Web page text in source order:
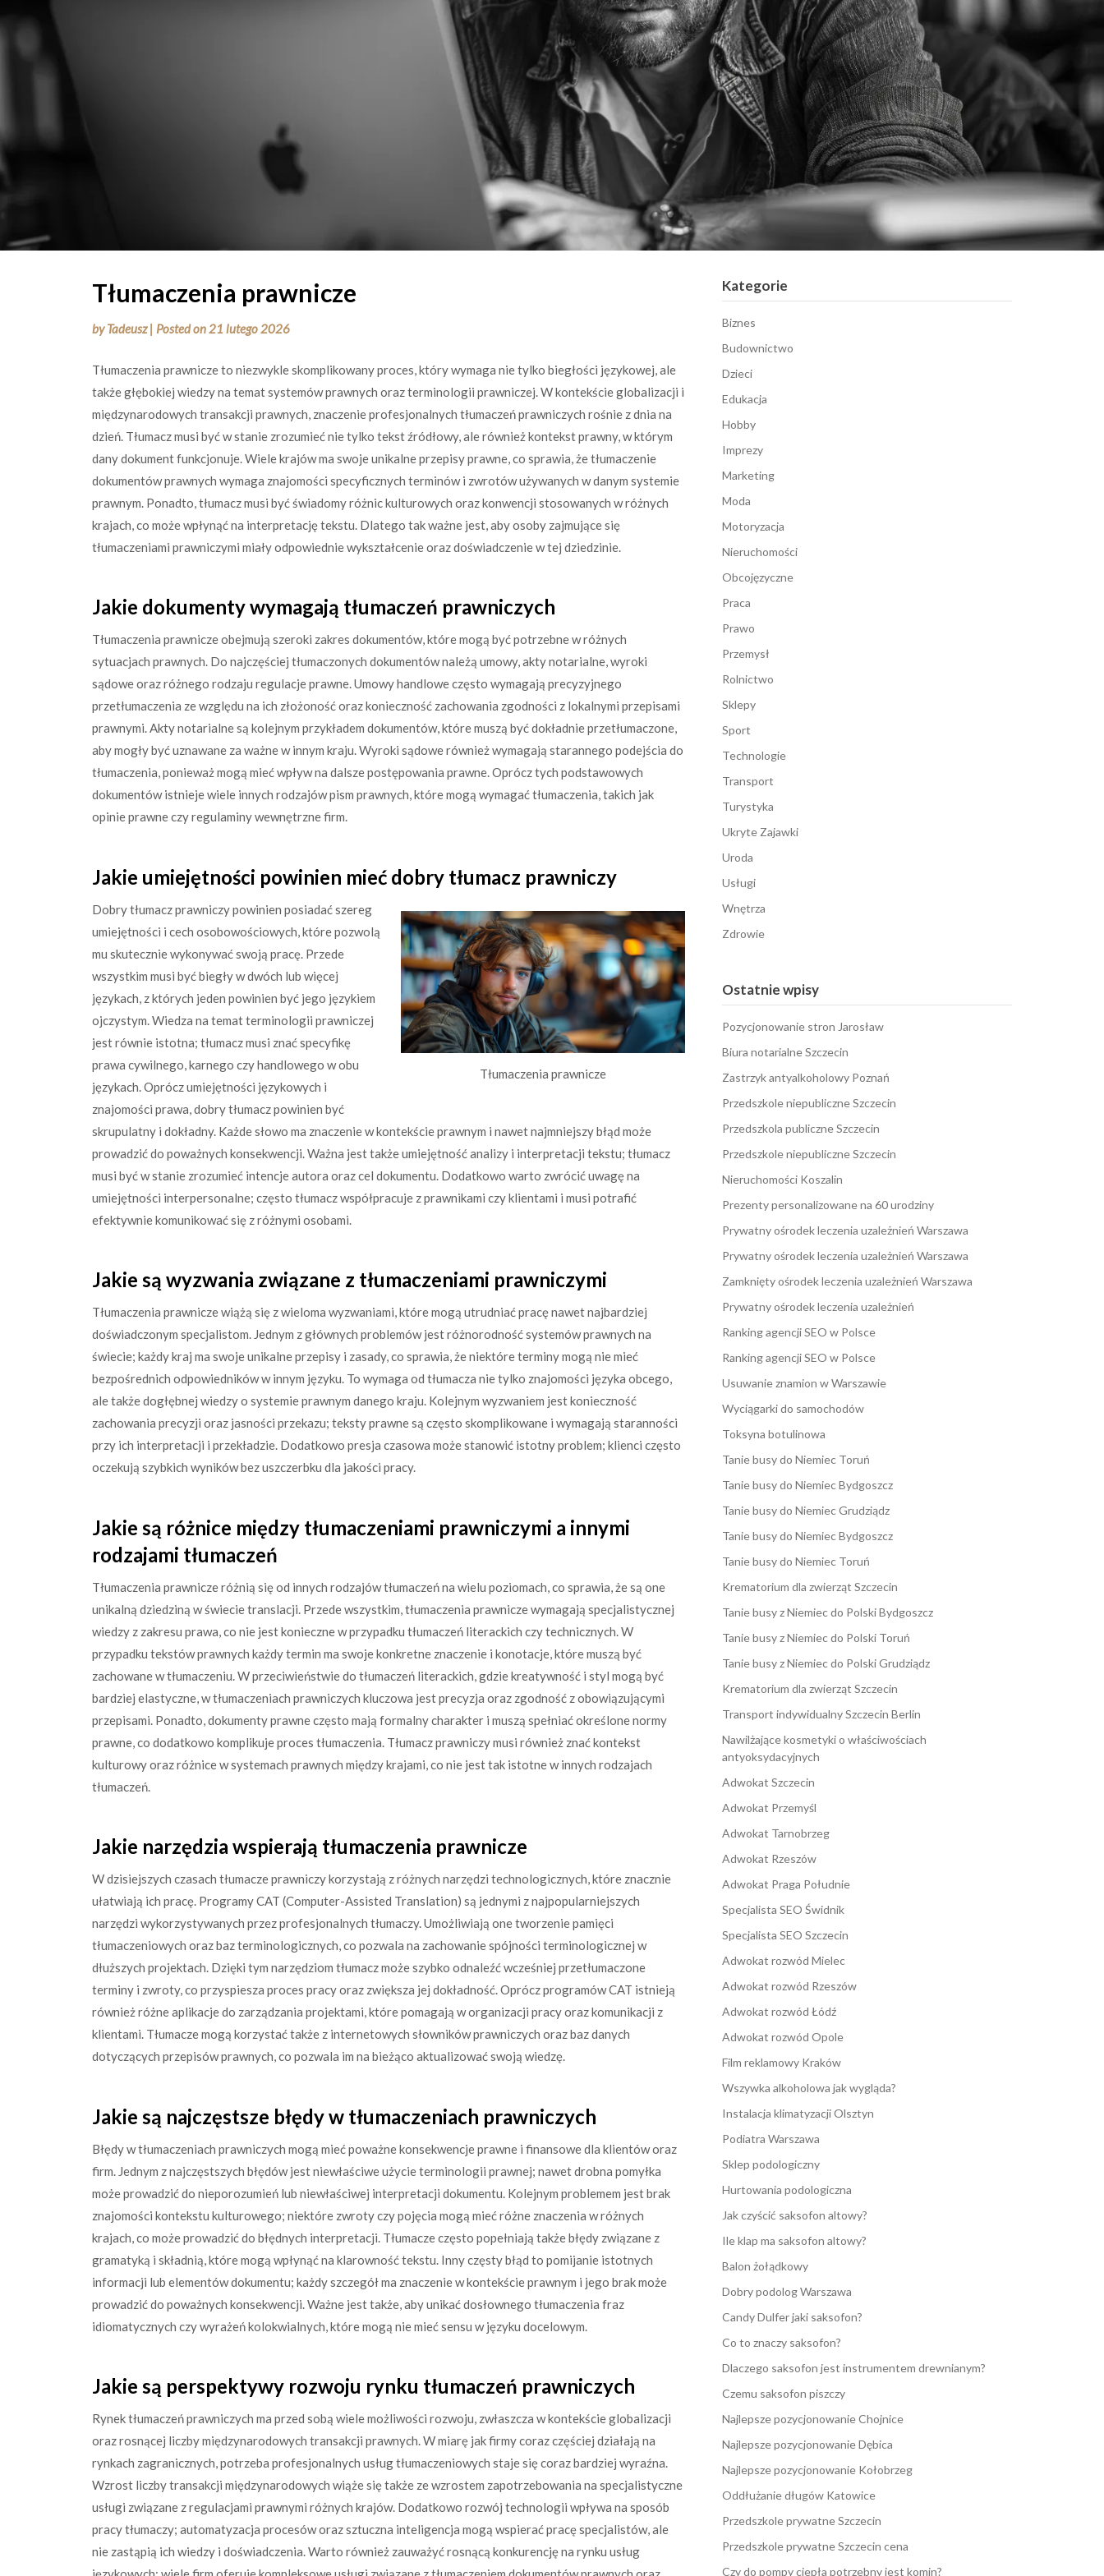
Tłumaczenia prawnicze
byTadeusz | Posted on21 lutego 2026
Tłumaczenia prawnicze to niezwykle skomplikowany proces, który wymaga nie tylko biegłości językowej, ale
także głębokiej wiedzy na temat systemów prawnych oraz terminologii prawniczej. W kontekście globalizacji i
międzynarodowych transakcji prawnych, znaczenie profesjonalnych tłumaczeń prawniczych rośnie z dnia na
dzień. Tłumacz musi być w stanie zrozumieć nie tylko tekst źródłowy, ale również kontekst prawny, w którym
dany dokument funkcjonuje. Wiele krajów ma swoje unikalne przepisy prawne, co sprawia, że tłumaczenie
dokumentów prawnych wymaga znajomości specyficznych terminów i zwrotów używanych w danym systemie
prawnym. Ponadto, tłumacz musi być świadomy różnic kulturowych oraz konwencji stosowanych w różnych
krajach, co może wpłynąć na interpretację tekstu. Dlatego tak ważne jest, aby osoby zajmujące się
tłumaczeniami prawniczymi miały odpowiednie wykształcenie oraz doświadczenie w tej dziedzinie.
Jakie dokumenty wymagają tłumaczeń prawniczych
Tłumaczenia prawnicze obejmują szeroki zakres dokumentów, które mogą być potrzebne w różnych
sytuacjach prawnych. Do najczęściej tłumaczonych dokumentów należą umowy, akty notarialne, wyroki
sądowe oraz różnego rodzaju regulacje prawne. Umowy handlowe często wymagają precyzyjnego
przetłumaczenia ze względu na ich złożoność oraz konieczność zachowania zgodności z lokalnymi przepisami
prawnymi. Akty notarialne są kolejnym przykładem dokumentów, które muszą być dokładnie przetłumaczone,
aby mogły być uznawane za ważne w innym kraju. Wyroki sądowe również wymagają starannego podejścia do
tłumaczenia, ponieważ mogą mieć wpływ na dalsze postępowania prawne. Oprócz tych podstawowych
dokumentów istnieje wiele innych rodzajów pism prawnych, które mogą wymagać tłumaczenia, takich jak
opinie prawne czy regulaminy wewnętrzne firm.
Jakie umiejętności powinien mieć dobry tłumacz prawniczy
Tłumaczenia prawnicze
Dobry tłumacz prawniczy powinien posiadać szereg
umiejętności i cech osobowościowych, które pozwolą
mu skutecznie wykonywać swoją pracę. Przede
wszystkim musi być biegły w dwóch lub więcej
językach, z których jeden powinien być jego językiem
ojczystym. Wiedza na temat terminologii prawniczej
jest równie istotna; tłumacz musi znać specyfikę
prawa cywilnego, karnego czy handlowego w obu
językach. Oprócz umiejętności językowych i
znajomości prawa, dobry tłumacz powinien być
skrupulatny i dokładny. Każde słowo ma znaczenie w kontekście prawnym i nawet najmniejszy błąd może
prowadzić do poważnych konsekwencji. Ważna jest także umiejętność analizy i interpretacji tekstu; tłumacz
musi być w stanie zrozumieć intencje autora oraz cel dokumentu. Dodatkowo warto zwrócić uwagę na
umiejętności interpersonalne; często tłumacz współpracuje z prawnikami czy klientami i musi potrafić
efektywnie komunikować się z różnymi osobami.
Jakie są wyzwania związane z tłumaczeniami prawniczymi
Tłumaczenia prawnicze wiążą się z wieloma wyzwaniami, które mogą utrudniać pracę nawet najbardziej
doświadczonym specjalistom. Jednym z głównych problemów jest różnorodność systemów prawnych na
świecie; każdy kraj ma swoje unikalne przepisy i zasady, co sprawia, że niektóre terminy mogą nie mieć
bezpośrednich odpowiedników w innym języku. To wymaga od tłumacza nie tylko znajomości języka obcego,
ale także dogłębnej wiedzy o systemie prawnym danego kraju. Kolejnym wyzwaniem jest konieczność
zachowania precyzji oraz jasności przekazu; teksty prawne są często skomplikowane i wymagają staranności
przy ich interpretacji i przekładzie. Dodatkowo presja czasowa może stanowić istotny problem; klienci często
oczekują szybkich wyników bez uszczerbku dla jakości pracy.
Jakie są różnice między tłumaczeniami prawniczymi a innymi
rodzajami tłumaczeń
Tłumaczenia prawnicze różnią się od innych rodzajów tłumaczeń na wielu poziomach, co sprawia, że są one
unikalną dziedziną w świecie translacji. Przede wszystkim, tłumaczenia prawnicze wymagają specjalistycznej
wiedzy z zakresu prawa, co nie jest konieczne w przypadku tłumaczeń literackich czy technicznych. W
przypadku tekstów prawnych każdy termin ma swoje konkretne znaczenie i konotacje, które muszą być
zachowane w tłumaczeniu. W przeciwieństwie do tłumaczeń literackich, gdzie kreatywność i styl mogą być
bardziej elastyczne, w tłumaczeniach prawniczych kluczowa jest precyzja oraz zgodność z obowiązującymi
przepisami. Ponadto, dokumenty prawne często mają formalny charakter i muszą spełniać określone normy
prawne, co dodatkowo komplikuje proces tłumaczenia. Tłumacz prawniczy musi również znać kontekst
kulturowy oraz różnice w systemach prawnych między krajami, co nie jest tak istotne w innych rodzajach
tłumaczeń.
Jakie narzędzia wspierają tłumaczenia prawnicze
W dzisiejszych czasach tłumacze prawniczy korzystają z różnych narzędzi technologicznych, które znacznie
ułatwiają ich pracę. Programy CAT (Computer-Assisted Translation) są jednymi z najpopularniejszych
narzędzi wykorzystywanych przez profesjonalnych tłumaczy. Umożliwiają one tworzenie pamięci
tłumaczeniowych oraz baz terminologicznych, co pozwala na zachowanie spójności terminologicznej w
dłuższych projektach. Dzięki tym narzędziom tłumacz może szybko odnaleźć wcześniej przetłumaczone
terminy i zwroty, co przyspiesza proces pracy oraz zwiększa jej dokładność. Oprócz programów CAT istnieją
również różne aplikacje do zarządzania projektami, które pomagają w organizacji pracy oraz komunikacji z
klientami. Tłumacze mogą korzystać także z internetowych słowników prawniczych oraz baz danych
dotyczących przepisów prawnych, co pozwala im na bieżąco aktualizować swoją wiedzę.
Jakie są najczęstsze błędy w tłumaczeniach prawniczych
Błędy w tłumaczeniach prawniczych mogą mieć poważne konsekwencje prawne i finansowe dla klientów oraz
firm. Jednym z najczęstszych błędów jest niewłaściwe użycie terminologii prawnej; nawet drobna pomyłka
może prowadzić do nieporozumień lub niewłaściwej interpretacji dokumentu. Kolejnym problemem jest brak
znajomości kontekstu kulturowego; niektóre zwroty czy pojęcia mogą mieć różne znaczenia w różnych
krajach, co może prowadzić do błędnych interpretacji. Tłumacze często popełniają także błędy związane z
gramatyką i składnią, które mogą wpłynąć na klarowność tekstu. Inny częsty błąd to pomijanie istotnych
informacji lub elementów dokumentu; każdy szczegół ma znaczenie w kontekście prawnym i jego brak może
prowadzić do poważnych konsekwencji. Ważne jest także, aby unikać dosłownego tłumaczenia fraz
idiomatycznych czy wyrażeń kolokwialnych, które mogą nie mieć sensu w języku docelowym.
Jakie są perspektywy rozwoju rynku tłumaczeń prawniczych
Rynek tłumaczeń prawniczych ma przed sobą wiele możliwości rozwoju, zwłaszcza w kontekście globalizacji
oraz rosnącej liczby międzynarodowych transakcji prawnych. W miarę jak firmy coraz częściej działają na
rynkach zagranicznych, potrzeba profesjonalnych usług tłumaczeniowych staje się coraz bardziej wyraźna.
Wzrost liczby transakcji międzynarodowych wiąże się także ze wzrostem zapotrzebowania na specjalistyczne
usługi związane z regulacjami prawnymi różnych krajów. Dodatkowo rozwój technologii wpływa na sposób
pracy tłumaczy; automatyzacja procesów oraz sztuczna inteligencja mogą wspierać pracę specjalistów, ale
nie zastąpią ich wiedzy i doświadczenia. Warto również zauważyć rosnącą konkurencję na rynku usług
Kategorie
Biznes
Budownictwo
Dzieci
Edukacja
Hobby
Imprezy
Marketing
Moda
Motoryzacja
Nieruchomości
Obcojęzyczne
Praca
Prawo
Przemysł
Rolnictwo
Sklepy
Sport
Technologie
Transport
Turystyka
Ukryte Zajawki
Uroda
Usługi
Wnętrza
Zdrowie
Ostatnie wpisy
Pozycjonowanie stron Jarosław
Biura notarialne Szczecin
Zastrzyk antyalkoholowy Poznań
Przedszkole niepubliczne Szczecin
Przedszkola publiczne Szczecin
Przedszkole niepubliczne Szczecin
Nieruchomości Koszalin
Prezenty personalizowane na 60 urodziny
Prywatny ośrodek leczenia uzależnień Warszawa
Prywatny ośrodek leczenia uzależnień Warszawa
Zamknięty ośrodek leczenia uzależnień Warszawa
Prywatny ośrodek leczenia uzależnień
Ranking agencji SEO w Polsce
Ranking agencji SEO w Polsce
Usuwanie znamion w Warszawie
Wyciągarki do samochodów
Toksyna botulinowa
Tanie busy do Niemiec Toruń
Tanie busy do Niemiec Bydgoszcz
Tanie busy do Niemiec Grudziądz
Tanie busy do Niemiec Bydgoszcz
Tanie busy do Niemiec Toruń
Krematorium dla zwierząt Szczecin
Tanie busy z Niemiec do Polski Bydgoszcz
Tanie busy z Niemiec do Polski Toruń
Tanie busy z Niemiec do Polski Grudziądz
Krematorium dla zwierząt Szczecin
Transport indywidualny Szczecin Berlin
Nawilżające kosmetyki o właściwościach
antyoksydacyjnych
Adwokat Szczecin
Adwokat Przemyśl
Adwokat Tarnobrzeg
Adwokat Rzeszów
Adwokat Praga Południe
Specjalista SEO Świdnik
Specjalista SEO Szczecin
Adwokat rozwód Mielec
Adwokat rozwód Rzeszów
Adwokat rozwód Łódź
Adwokat rozwód Opole
Film reklamowy Kraków
Wszywka alkoholowa jak wygląda?
Instalacja klimatyzacji Olsztyn
Podiatra Warszawa
Sklep podologiczny
Hurtowania podologiczna
Jak czyścić saksofon altowy?
Ile klap ma saksofon altowy?
Balon żołądkowy
Dobry podolog Warszawa
Candy Dulfer jaki saksofon?
Co to znaczy saksofon?
Dlaczego saksofon jest instrumentem drewnianym?
Czemu saksofon piszczy
Najlepsze pozycjonowanie Chojnice
Najlepsze pozycjonowanie Dębica
Najlepsze pozycjonowanie Kołobrzeg
Oddłużanie długów Katowice
Przedszkole prywatne Szczecin
Przedszkole prywatne Szczecin cena
Czy do pompy ciepła potrzebny jest komin?